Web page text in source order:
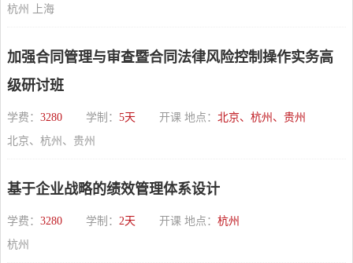
杭州 上海
加强合同管理与审查暨合同法律风险控制操作实务高
级研讨班
学费： 3280 学制： 5天 开课 地点： 北京、杭州、贵州
北京、杭州、贵州
基于企业战略的绩效管理体系设计
学费： 3280 学制： 2天 开课 地点： 杭州
杭州